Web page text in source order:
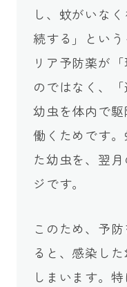
し、蚊がいな
続する」とい
リア予防薬が
のではなく、
幼虫を体内で
働くためです
た幼虫を、翌
ジです。
このため、予
ると、感染し
しまいます。